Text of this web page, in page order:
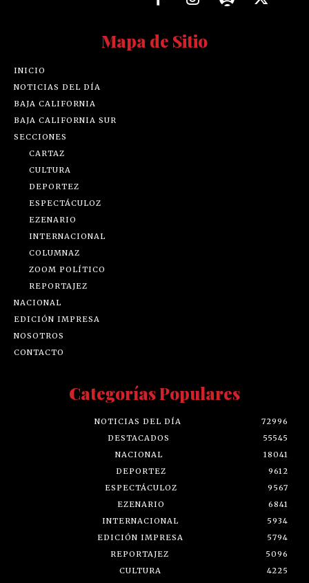
Mapa de Sitio
INICIO
NOTICIAS DEL DÍA
BAJA CALIFORNIA
BAJA CALIFORNIA SUR
SECCIONES
CARTAZ
CULTURA
DEPORTEZ
ESPECTÁCULOZ
EZENARIO
INTERNACIONAL
COLUMNAZ
ZOOM POLÍTICO
REPORTAJEZ
NACIONAL
EDICIÓN IMPRESA
NOSOTROS
CONTACTO
Categorías Populares
NOTICIAS DEL DÍA
72996
DESTACADOS
55545
NACIONAL
18041
DEPORTEZ
9612
ESPECTÁCULOZ
9567
EZENARIO
6841
INTERNACIONAL
5934
EDICIÓN IMPRESA
5794
REPORTAJEZ
5096
CULTURA
4225